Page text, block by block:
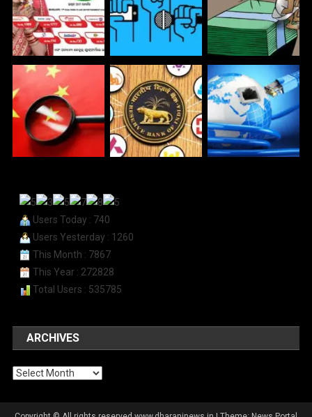
Users Today : 740
Users Yesterday : 1260
This Month : 7867
This Year : 272828
Total Users : 535785
ARCHIVES
Archives